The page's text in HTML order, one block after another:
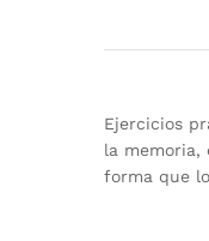
Ejercicios
la memoria,
forma que